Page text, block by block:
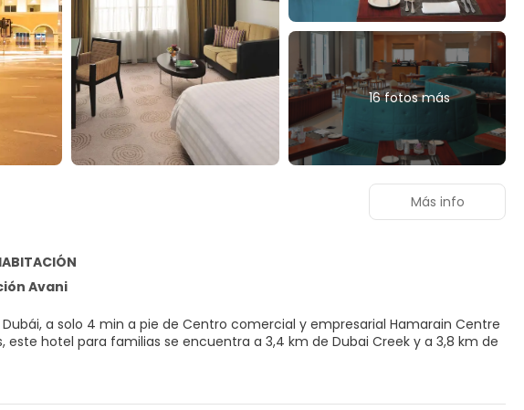
16 fotos más
Avani
a solo 4 min a pie de Centro comercial y empresarial Hamarain Centre
Más info